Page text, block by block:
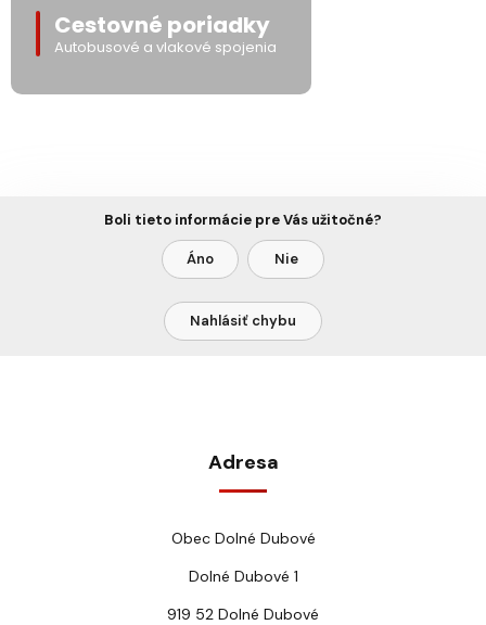
Cestovné poriadky
Autobusové a vlakové spojenia
Boli tieto informácie pre Vás užitočné?
Áno Nie
Nahlásiť chybu
Adresa
Obec Dolné Dubové
Dolné Dubové 1
919 52 Dolné Dubové